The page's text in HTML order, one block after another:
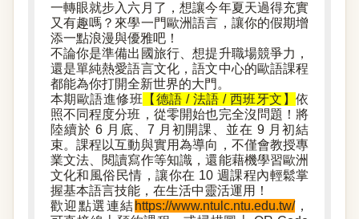
一轉眼就步入六月了，想讓今年夏天過得充實
又有趣嗎？來學一門歐洲語言，讓你的假期增
添一點浪漫與優雅吧！
不論你是準備出國旅行、想提升職場競爭力，
還是單純熱愛語言文化，語文中心的歐語課程
都能為你打開全新世界的大門。
本期歐語進修班 【德語 / 法語 / 西班牙文】依
照不同程度分班，從零開始也完全沒問題！將
陸續於 6 月底、7 月初開課、並在 9 月初結
束。課程以互動與實用為導向，不僅會教授專
業文法、閱讀寫作等知識，還能藉機學習歐洲
文化和風俗民情，讓你在 10 週課程內輕鬆掌
握基本語言技能，在生活中靈活運用！
歡迎點選連結 https://www.ntulc.ntu.edu.tw/，